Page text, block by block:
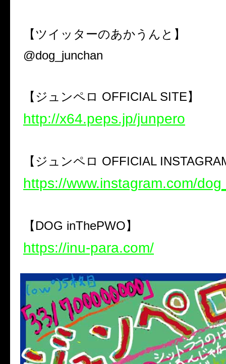
【ツイッターのあかうんと】
@dog_junchan
【ジュンペロ OFFICIAL SITE】
http://x64.peps.jp/junpero
【ジュンペロ OFFICIAL
https://www.instagram.com/
【 DOG inThePWO】
https://inu-para.com/